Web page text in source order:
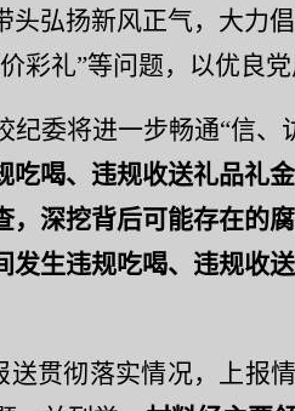
头弘扬新风正气， 大力
彩礼”等问题，以优良党
纪委将进一步畅通“信、
吃喝、违规收送礼品礼
深挖背后可能存在的
生违规吃喝、违规收
送贯彻落实情况，
上报